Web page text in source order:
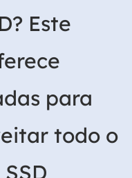
Este
para
todo o